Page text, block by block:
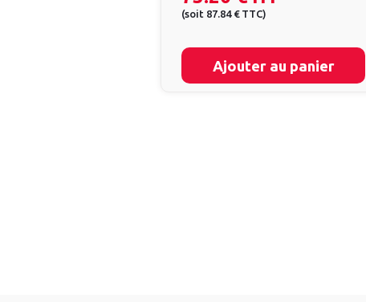
(soit 87.84 € TTC)
Ajouter au panier